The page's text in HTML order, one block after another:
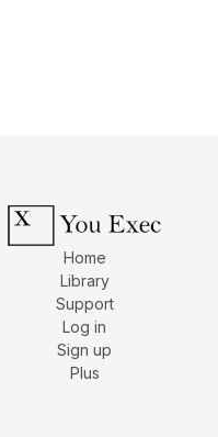
Home
Library
Support
Log in
Sign up
Plus